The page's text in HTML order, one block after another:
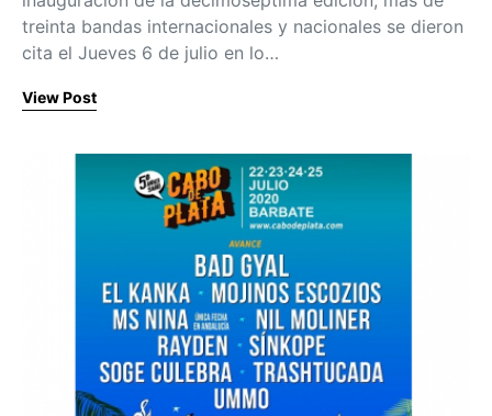
treinta bandas internacionales y nacionales se dieron
cita el Jueves 6 de julio en lo…
View Post